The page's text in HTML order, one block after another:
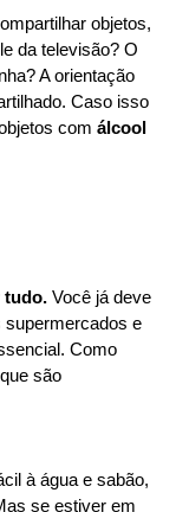
objetos,
da televisão? O
A orientação
Caso isso
com álcool
tudo. Você já deve
supermercados e
Como
são
à água e sabão,
se estiver em